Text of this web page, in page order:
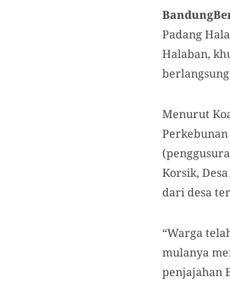
Padang
Halaban,
Menurut
Korsik,
dari desa
“Warga
mulanya
penjajahan